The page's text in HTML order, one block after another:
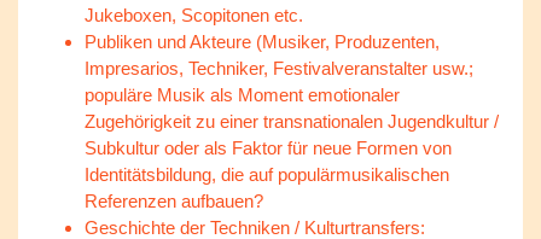
Jukeboxen, Scopitonen etc.
Publiken und Akteure (Musiker, Produzenten,
Impresarios, Techniker, Festivalveranstalter usw.;
populäre Musik als Moment emotionaler
Zugehörigkeit zu einer transnationalen Jugendkultur /
Subkultur oder als Faktor für neue Formen von
Identitätsbildung, die auf populärmusikalischen
Referenzen aufbauen?
Geschichte der Techniken / Kulturtransfers: